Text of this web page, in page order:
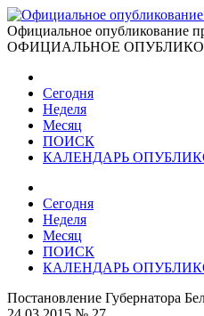
Официальное опубликование
ОФИЦИАЛЬНОЕ
Сегодня
Неделя
Месяц
ПОИСК
КАЛЕНДАРЬ
Сегодня
Неделя
Месяц
ПОИСК
КАЛЕНДАРЬ
Постановление Губернатора